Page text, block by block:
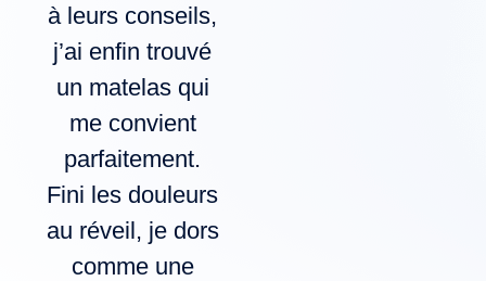
à leurs conseils,
j’ai enfin trouvé
un matelas qui
me convient
parfaitement.
Fini les douleurs
au réveil, je dors
comme une